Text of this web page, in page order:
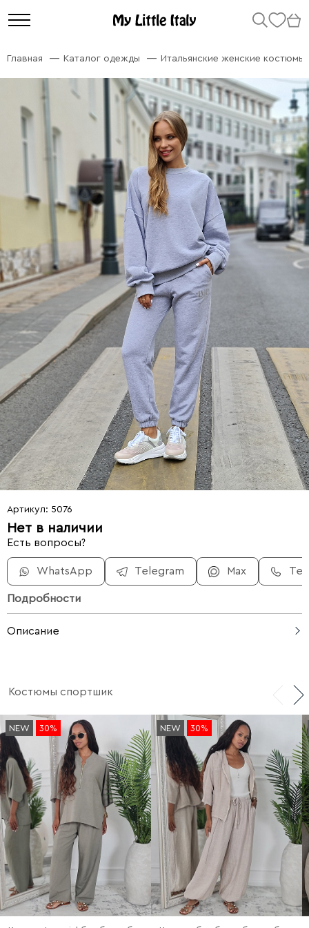
Главная Каталог одежды Итальянские женские
Артикул: 5076
Нет в наличии
Есть вопросы?
WhatsApp Telegram Max
Подробности
Описание
Костюмы спортшик
NEW 30% NEW 30%